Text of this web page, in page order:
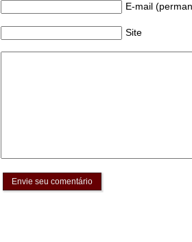
E-mail
Site
Envie seu comentário